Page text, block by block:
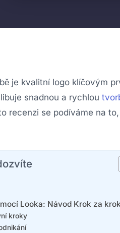
je kvalitní logo klíčovým
snadnou a rychlou
recenzi se podíváme na
Looka: Návod Krok za
kroky